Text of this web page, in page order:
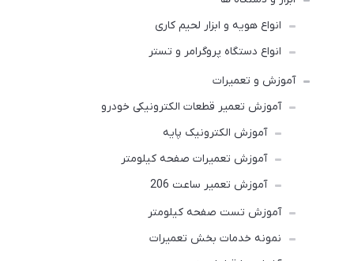
انواع هویه و ابزار لحیم کاری
انواع دستگاه پروگرامر و تستر
آموزش و تعمیرات
آموزش تعمیر قطعات الکترونیکی خودرو
آموزش الکترونیک پایه
آموزش تعمیرات صفحه کیلومتر
آموزش تعمیر ساعت 206
آموزش تست صفحه کیلومتر
نمونه خدمات بخش تعمیرات